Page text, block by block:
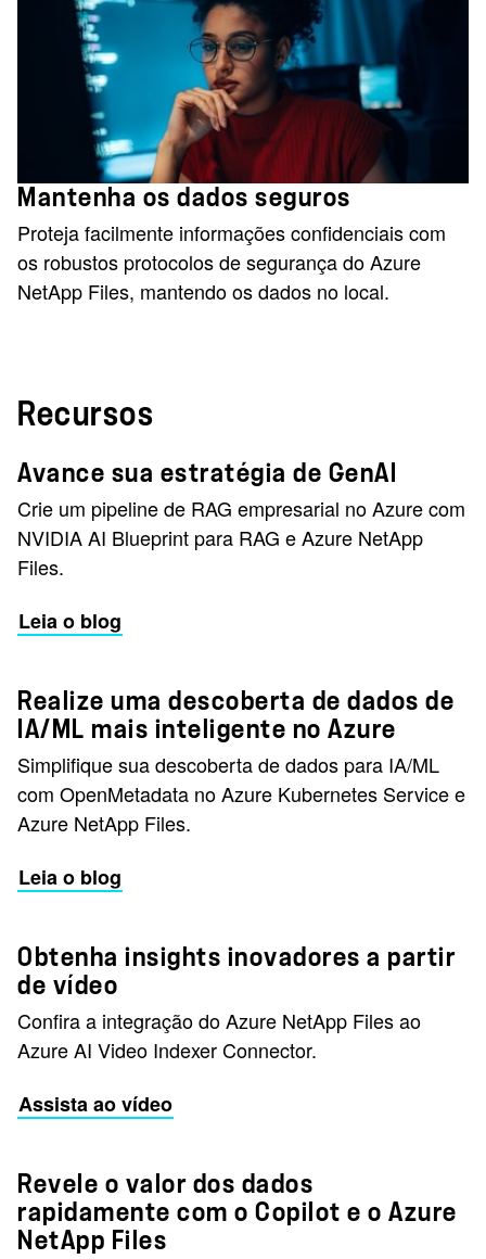
Mantenha os dados seguros
Proteja facilmente informações confidenciais com
os robustos protocolos de segurança do Azure
NetApp Files, mantendo os dados no local.
Recursos
Avance sua estratégia de GenAI
Crie um pipeline de RAG empresarial no Azure com
NVIDIA AI Blueprint para RAG e Azure NetApp
Files.
Leia o blog
Realize uma descoberta de dados de
IA/ML mais inteligente no Azure
Simplifique sua descoberta de dados para IA/ML
com OpenMetadata no Azure Kubernetes Service e
Azure NetApp Files.
Leia o blog
Obtenha insights inovadores a partir
de vídeo
Confira a integração do Azure NetApp Files ao
Azure AI Video Indexer Connector.
Assista ao vídeo
Revele o valor dos dados
rapidamente com o Copilot e o Azure
NetApp Files